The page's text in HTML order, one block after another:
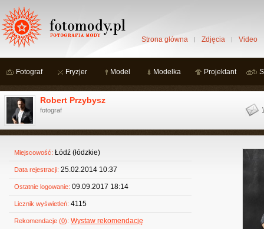
Strona główna Zdjęcia Video
Fotograf Fryzjer Model Modelka Projektant
Robert Przybysz
fotograf
Miejscowość: Łódź (łódzkie)
Data rejestracji: 25.02.2014 10:37
Ostatnie logowanie: 09.09.2017 18:14
Licznik wyświetleń: 4115
Rekomendacje (0): Wystaw rekomendację